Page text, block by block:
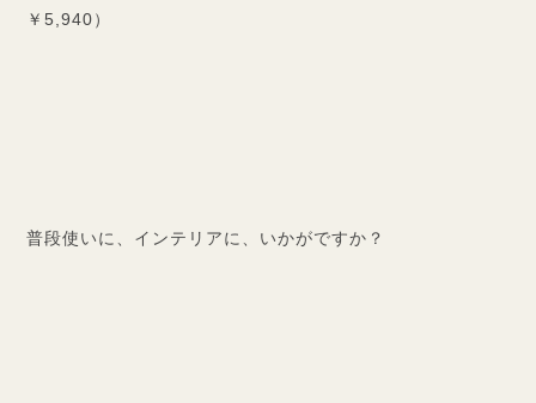
￥5,940）
普段使いに、インテリアに、いかがですか？